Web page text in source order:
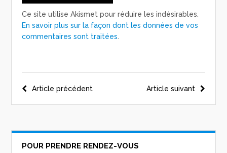
Ce site utilise Akismet pour réduire les indésirables.
En savoir plus sur la façon dont les données de vos
commentaires sont traitées.
Navigation
de
Article suivant
Article précédent
POUR PRENDRE RENDEZ-VOUS